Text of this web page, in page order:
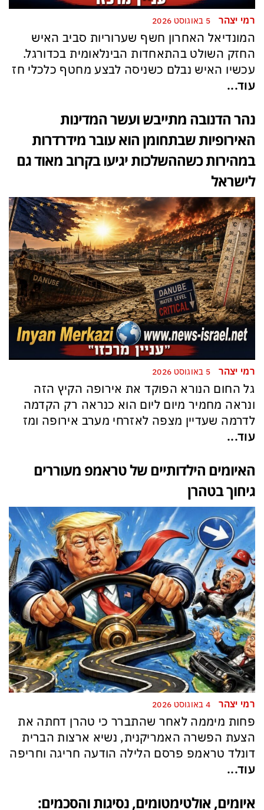
רמי יצהר
המונדיאל האחרון חשף שערוריות סביב האיש
החזק השולט בהתאחדות הבינלאומית בכדורגל.
עכשיו האיש נבלם כשניסה לבצע מחטף כלכלי חז
עוד...
נהר הדנובה מתייבש ועשר המדינות
האירופיות שבתחומן הוא עובר מידרדרות
במהירות כשההשלכות יגיעו בקרוב מאוד גם
לישראל
רמי יצהר
גל החום הנורא הפוקד את אירופה הקיץ הזה
ונראה מחמיר מיום ליום הוא כנראה רק הקדמה
לדרמה שעדיין מצפה לאזרחי מערב אירופה ומז
עוד...
האיומים הילדותיים של טראמפ מעוררים
גיחוך בטהרן
רמי יצהר
פחות מיממה לאחר שהתברר כי טהרן דחתה את
הצעת הפשרה האמריקנית, נשיא ארצות הברית
דונלד טראמפ פרסם הלילה הודעה חריגה וחריפה
עוד...
איומים, אולטימטומים, נסיגות והסכמים: